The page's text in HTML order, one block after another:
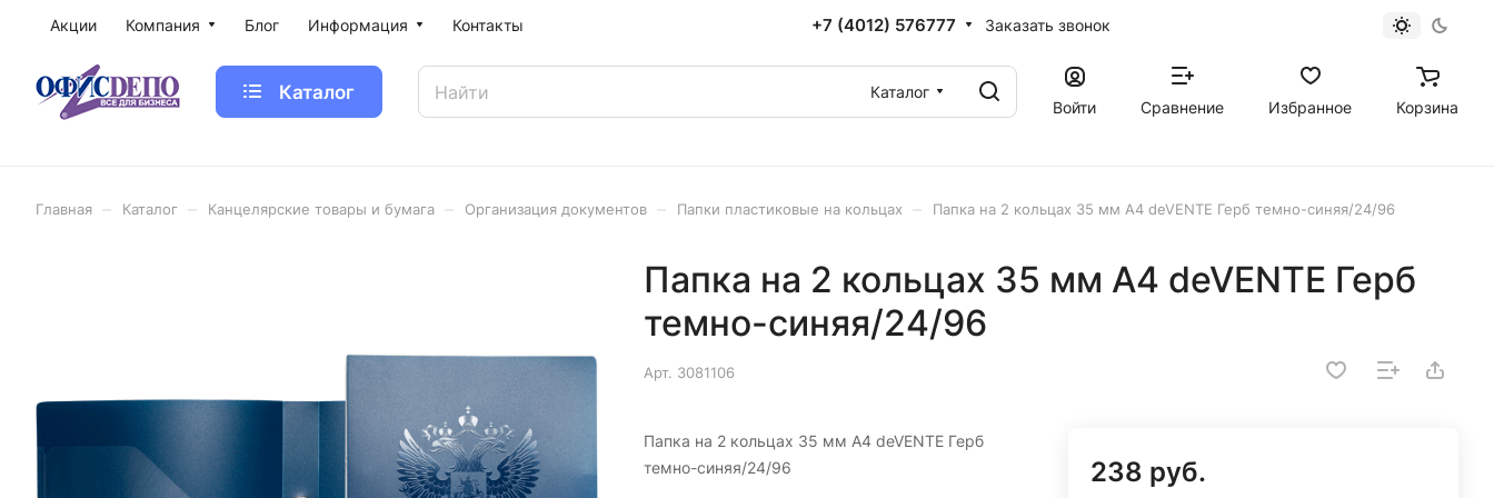
Акции Компания Блог Информация Контакты +7 (4012) 576777 Заказать звонок
Каталог
Каталог
Войти
Сравнение Избранное Корзина
Главная Каталог Канцелярские товары и бумага Организация документов Папки пластиковые на кольцах Папка на 2 кольцах 35 мм A4 deVENTE Герб темно-синяя/24/96
Папка на 2 кольцах 35 мм A4 deVENTE Герб
темно-синяя/24/96
Арт. 3081106
Папка на 2 кольцах 35 мм A4 deVENTE Герб
темно-синяя/24/96
238 руб.